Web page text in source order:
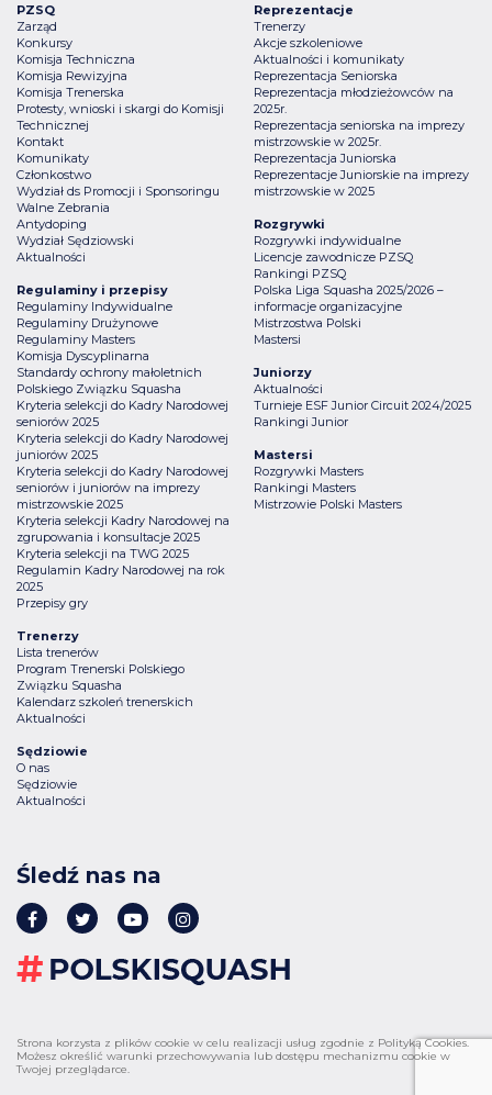
PZSQ
Zarząd
Konkursy
Komisja Techniczna
Komisja Rewizyjna
Komisja Trenerska
Protesty, wnioski i skargi do Komisji
Technicznej
Kontakt
Komunikaty
Członkostwo
Wydział ds Promocji i Sponsoringu
Walne Zebrania
Antydoping
Wydział Sędziowski
Aktualności
Reprezentacje
Trenerzy
Akcje szkoleniowe
Aktualności i komunikaty
Reprezentacja Seniorska
Reprezentacja młodzieżowców na
2025r.
Reprezentacja seniorska na imprezy
mistrzowskie w 2025r.
Reprezentacja Juniorska
Reprezentacje Juniorskie na imprezy
mistrzowskie w 2025
Rozgrywki
Rozgrywki indywidualne
Licencje zawodnicze PZSQ
Rankingi PZSQ
Polska Liga Squasha 2025/2026 –
informacje organizacyjne
Mistrzostwa Polski
Mastersi
Juniorzy
Aktualności
Turnieje ESF Junior Circuit 2024/2025
Rankingi Junior
Mastersi
Rozgrywki Masters
Rankingi Masters
Mistrzowie Polski Masters
Regulaminy i przepisy
Regulaminy Indywidualne
Regulaminy Drużynowe
Regulaminy Masters
Komisja Dyscyplinarna
Standardy ochrony małoletnich
Polskiego Związku Squasha
Kryteria selekcji do Kadry Narodowej
seniorów 2025
Kryteria selekcji do Kadry Narodowej
juniorów 2025
Kryteria selekcji do Kadry Narodowej
seniorów i juniorów na imprezy
mistrzowskie 2025
Kryteria selekcji Kadry Narodowej na
zgrupowania i konsultacje 2025
Kryteria selekcji na TWG 2025
Regulamin Kadry Narodowej na rok
2025
Przepisy gry
Trenerzy
Lista trenerów
Program Trenerski Polskiego
Związku Squasha
Kalendarz szkoleń trenerskich
Aktualności
Sędziowie
O nas
Sędziowie
Aktualności
Śledź nas na
Strona korzysta z plików cookie w celu realizacji usług zgodnie z Polityką Cookies.
Możesz określić warunki przechowywania lub dostępu mechanizmu cookie w
Twojej przeglądarce.